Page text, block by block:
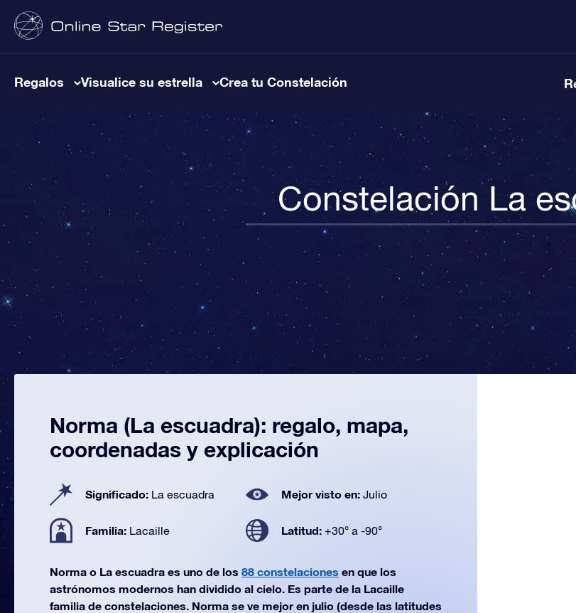
Regalos Visualice su estrella Crea tu Constelación
Constelación La
Norma (La escuadra): regalo, mapa,
coordenadas y explicación
Significado: La escuadra Mejor visto en: Julio
Familia: Lacaille Latitud: +30° a -90°
Norma o La escuadra es uno de los 88 constelaciones en que los
astrónomos modernos han dividido al cielo. Es parte de la Lacaille
familia de constelaciones. Norma se ve mejor en julio (desde las latitudes